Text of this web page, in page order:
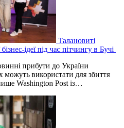
Талановиті
ідеї під час пітчингу в Бучі
прибути до України
можуть використати для збиття
Washington Post із…